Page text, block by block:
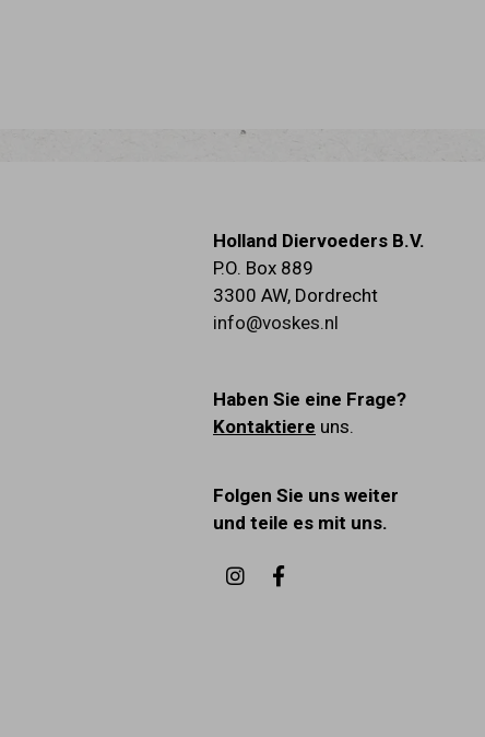
Holland Diervoeders B.V.
P.O. Box 889
3300 AW, Dordrecht
info@voskes.nl
Haben Sie eine Frage?
Kontaktiere uns.
Folgen Sie uns weiter
und teile es mit uns.